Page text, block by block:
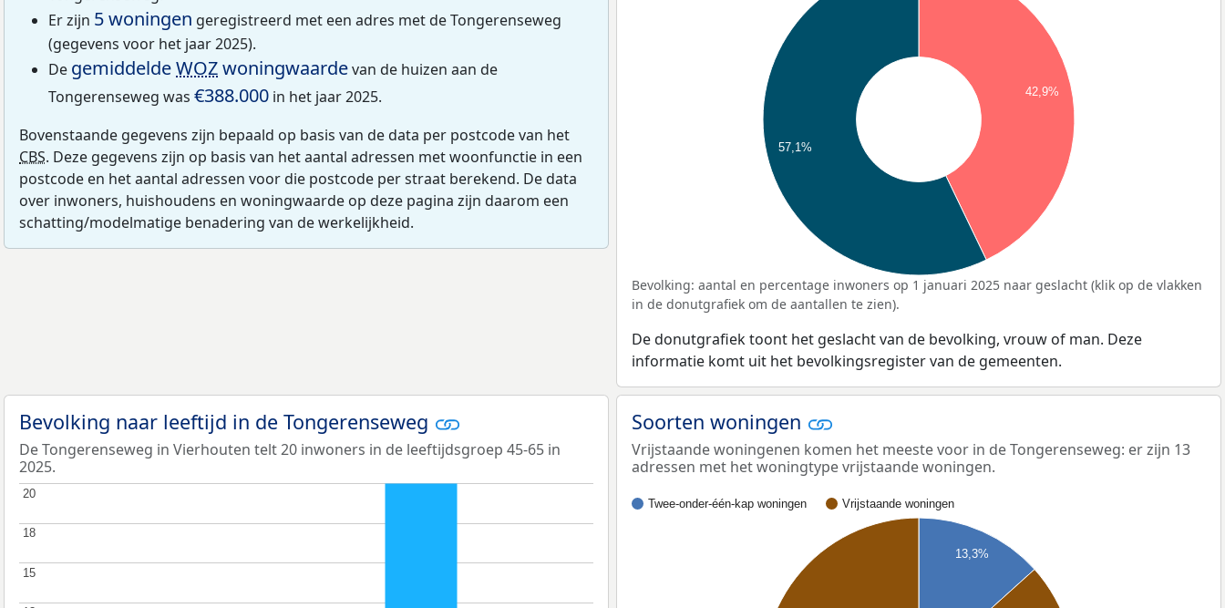
Er zijn 5 woningen geregistreerd met een adres met de Tongerenseweg
(gegevens voor het jaar 2025).
De gemiddeldeWOZwoningwaardevan de huizen aan de
Tongerenseweg was €388.000 in het jaar 2025.
Bovenstaande gegevens zijn bepaald op basis van de data per postcode van het
CBS. Deze gegevens zijn op basis van het aantal adressen met woonfunctie in een
postcode en het aantal adressen voor die postcode per straat berekend. De data
over inwoners, huishoudens en woningwaarde op deze pagina zijn daarom een
schatting/modelmatige benadering van de werkelijkheid.
42,9%
57,1%
Bevolking: aantal en percentage inwoners op 1 januari 2025 naar geslacht (klik op de vlakken
in de donutgrafiek om de aantallen te zien).
De donutgrafiek toont het geslacht van de bevolking, vrouw of man. Deze
informatie komt uit het bevolkingsregister van de gemeenten.
Bevolking naar leeftijd in de Tongerenseweg
De Tongerenseweg in Vierhouten telt 20 inwoners in de leeftijdsgroep 45-65 in
2025.
15
15
18
18
20
20
Soorten woningen
Vrijstaande woningenen komen het meeste voor in de Tongerenseweg: er zijn 13
adressen met het woningtype vrijstaande woningen.
Twee-onder-één-kap woningen Vrijstaande woningen
13,3%